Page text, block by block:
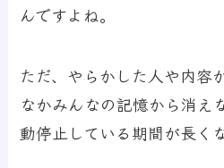
んですよね。
ただ、やらかした人や内容
なかみんなの記憶から消え
動停止している期間が長く